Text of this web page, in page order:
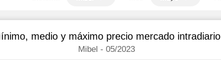
medio y máximo precio mercado intradiario
Mibel - 05/2023